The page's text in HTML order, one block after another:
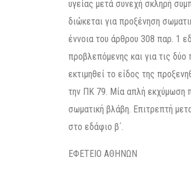
υγείας μετά συνεχή σκληρή
διώκεται για προξένηση
έννοια του άρθρου 308 παρ. 1
προβλεπόμενης και για τις
εκτιμηθεί το είδος της
την ΠΚ 79. Μία απλή εκχύμωση
σωματική βλάβη. Επιτρεπτή
στο εδάφιο β΄.
ΕΦΕΤΕΙΟ ΑΘΗΝΩΝ